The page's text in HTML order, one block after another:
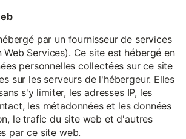
par un fournisseur de services
Services). Ce site est hébergé en
personnelles collectées sur ce site
sur les serveurs de l'hébergeur. Elles
s'y limiter, les adresses IP, les
les métadonnées et les données
le trafic du site web et d'autres
par ce site web.